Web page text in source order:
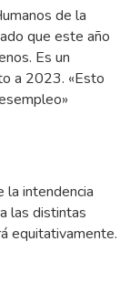
de la
que este año
Es un
a 2023. «Esto
la intendencia
las distintas
equitativamente.